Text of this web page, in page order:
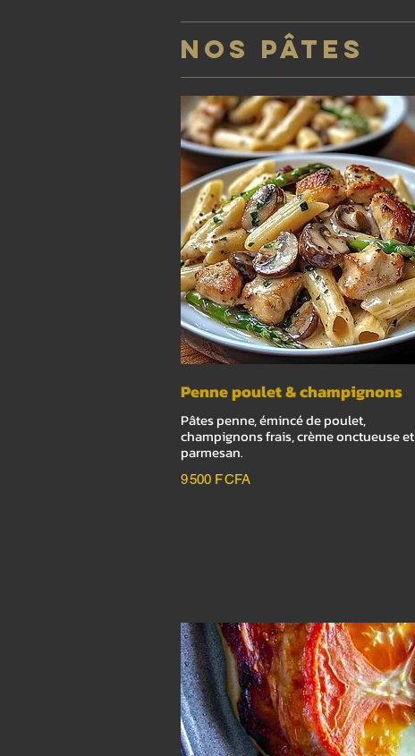
NOS PÂTES
Penne poulet & champignons
Pâtes penne, émincé de poulet,
champignons frais, crème onctueuse et
9 500 F CFA